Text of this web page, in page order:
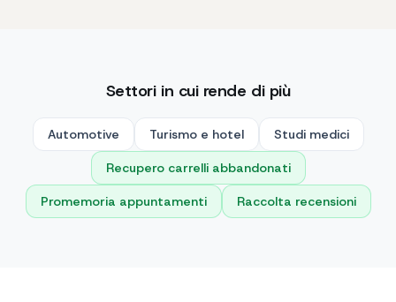
Settori in cui rende di più
Automotive Turismo e hotel Studi medici
Recupero carrelli abbandonati
Promemoria appuntamenti Raccolta recensioni